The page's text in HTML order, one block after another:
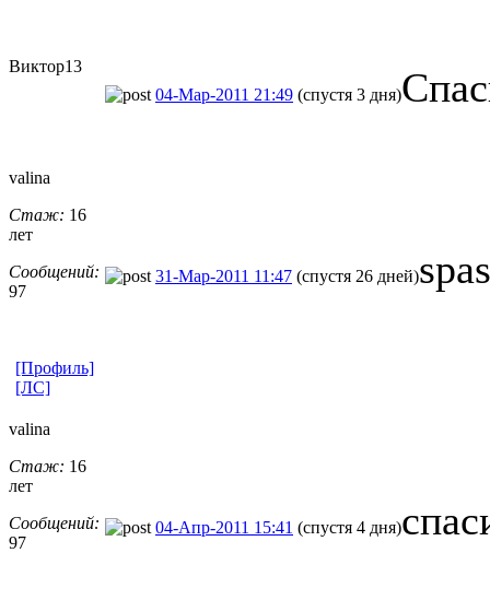
Виктор13
04-Мар-2011 21:49 (спустя 3 дня)
valina
Стаж: 16
лет
Сообщений:
97
31-Мар-2011 11:47 (спустя 26 дней)
[Профиль]
[ЛС]
valina
Стаж: 16
лет
Сообщений:
97
04-Апр-2011 15:41 (спустя 4 дня)